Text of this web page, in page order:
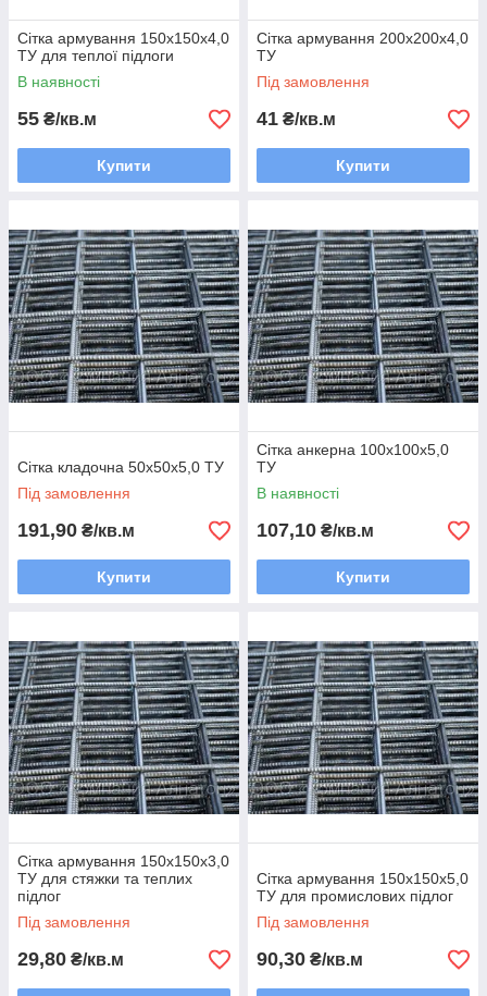
Сітка армування 150х150х4,0
ТУ для теплої підлоги
В наявності
55 ₴/кв.м
Купити
Сітка армування 200х200х4,0
ТУ
Під замовлення
41 ₴/кв.м
Купити
Сітка кладочна 50х50х5,0 ТУ
Під замовлення
191,90 ₴/кв.м
Купити
Сітка анкерна 100х100х5,0
ТУ
В наявності
107,10 ₴/кв.м
Купити
Сітка армування 150х150х3,0
ТУ для стяжки та теплих
підлог
Під замовлення
29,80 ₴/кв.м
Сітка армування 150х150х5,0
ТУ для промислових підлог
Під замовлення
90,30 ₴/кв.м